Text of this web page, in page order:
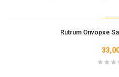
Rutrum Onvopxe